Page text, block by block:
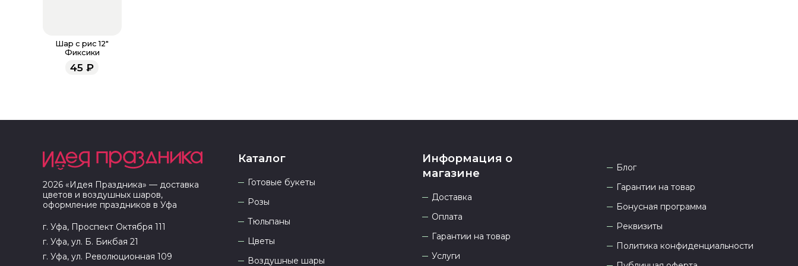
Шар с рис 12"
Фиксики
45 ₽
2026 «Идея Праздника» — доставка
цветов и воздушных шаров,
оформление праздников в Уфа
г. Уфа, Проспект Октября 111
г. Уфа, ул. Б. Бикбая 21
г. Уфа, ул. Революционная 109
Каталог
Готовые букеты
Розы
Тюльпаны
Цветы
Воздушные шары
Информация о
магазине
Доставка
Оплата
Гарантии на товар
Услуги
Блог
Гарантии на товар
Бонусная программа
Реквизиты
Политика конфиденциальности